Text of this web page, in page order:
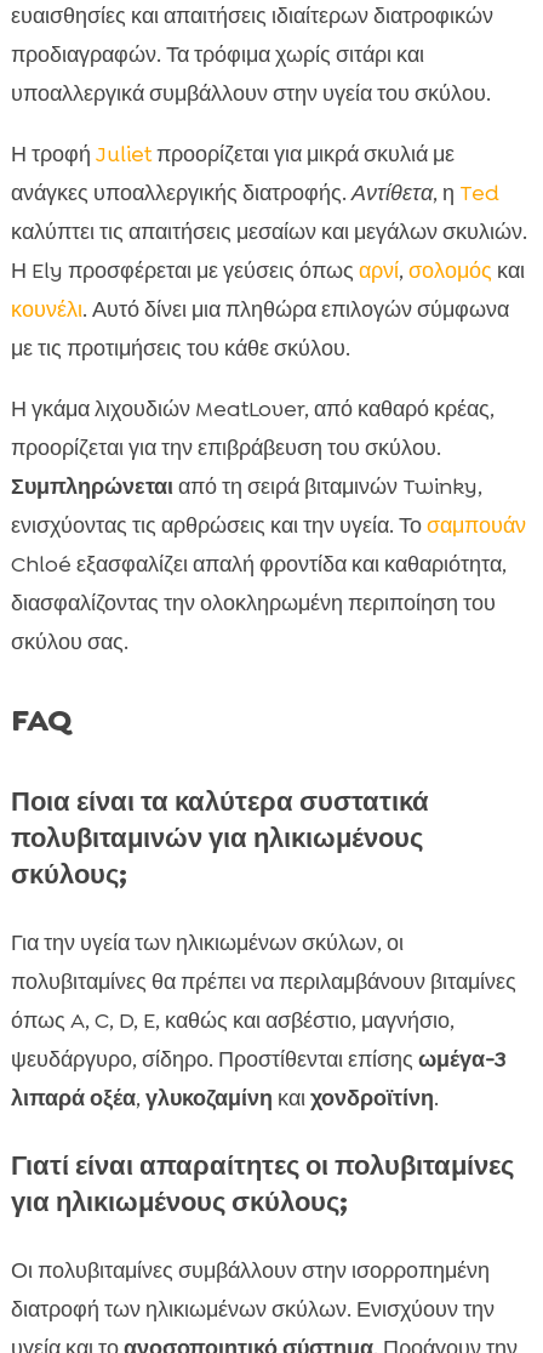
ευαισθησίες και απαιτήσεις ιδιαίτερων διατροφικών
προδιαγραφών. Τα τρόφιμα χωρίς σιτάρι και
υποαλλεργικά συμβάλλουν στην υγεία του σκύλου.
Η τροφή Julietπροορίζεται για μικρά σκυλιά με
ανάγκες υποαλλεργικής διατροφής.Αντίθετα, η Ted
καλύπτει τις απαιτήσεις μεσαίων και μεγάλων σκυλιών.
Η Ely προσφέρεται με γεύσεις όπως αρνί, σολομός και
κουνέλι. Αυτό δίνει μια πληθώρα επιλογών σύμφωνα
με τις προτιμήσεις του κάθε σκύλου.
Η γκάμα λιχουδιών MeatLover, από καθαρό κρέας,
προορίζεται για την επιβράβευση του σκύλου.
Συμπληρώνεταιαπό τη σειρά βιταμινών Twinky,
ενισχύοντας τις αρθρώσεις και την υγεία. Τοσαμπουάν
Chloé εξασφαλίζει απαλή φροντίδα και καθαριότητα,
διασφαλίζοντας την ολοκληρωμένη περιποίηση του
σκύλου σας.
FAQ
Ποια είναι τα καλύτερα συστατικά
πολυβιταμινών για ηλικιωμένους
σκύλους;
Για την υγεία των ηλικιωμένων σκύλων, οι
πολυβιταμίνες θα πρέπει να περιλαμβάνουν βιταμίνες
όπως A, C, D, E, καθώς και ασβέστιο, μαγνήσιο,
ψευδάργυρο, σίδηρο. Προστίθενται επίσης ωμέγα-3
λιπαρά οξέα, γλυκοζαμίνη καιχονδροϊτίνη.
Γιατί είναι απαραίτητες οι πολυβιταμίνες
για ηλικιωμένους σκύλους;
Οι πολυβιταμίνες συμβάλλουν στην ισορροπημένη
διατροφή των ηλικιωμένων σκύλων. Ενισχύουν την